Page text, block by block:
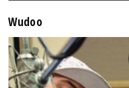
Wudoo